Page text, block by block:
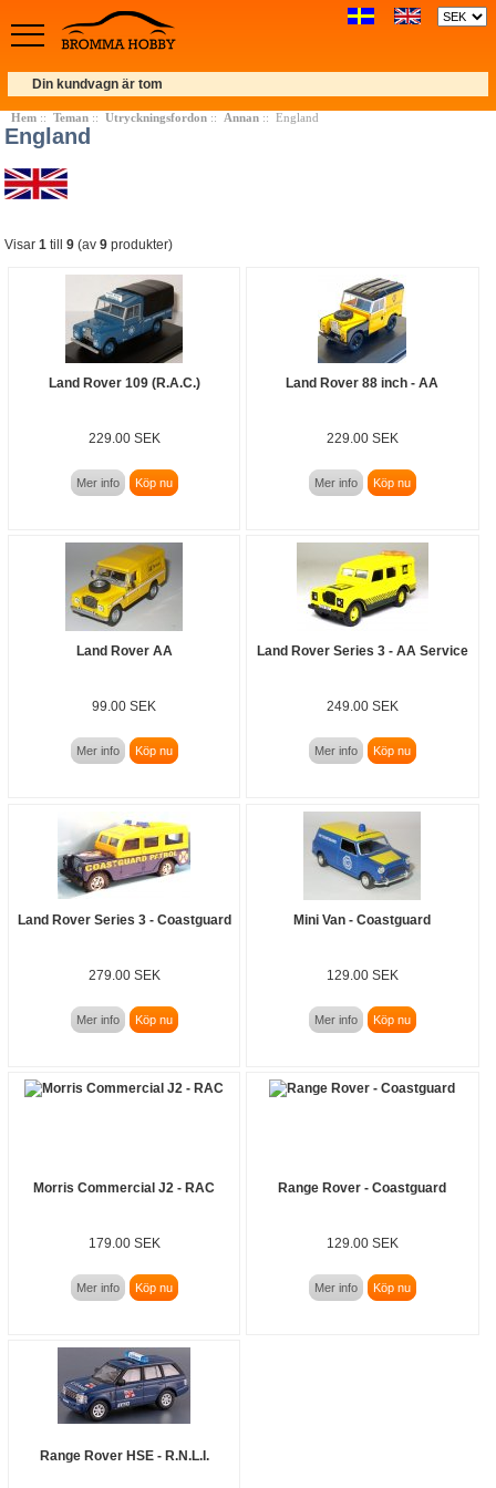
Din kundvagn är tom
Hem:: Teman:: Utryckningsfordon:: Annan:: England
England
Visar1 till9 (av9 produkter)
Land Rover 109 (R.A.C.)
229.00 SEK
Mer info Köp nu
Land Rover 88 inch - AA
229.00 SEK
Mer info Köp nu
Land Rover AA
99.00 SEK
Mer info Köp nu
Land Rover Series 3 - AA Service
249.00 SEK
Mer info Köp nu
Land Rover Series 3 - Coastguard
279.00 SEK
Mer info Köp nu
Mini Van - Coastguard
129.00 SEK
Mer info Köp nu
Morris Commercial J2 - RAC
179.00 SEK
Mer info Köp nu
Range Rover - Coastguard
129.00 SEK
Mer info Köp nu
Range Rover HSE - R.N.L.I.